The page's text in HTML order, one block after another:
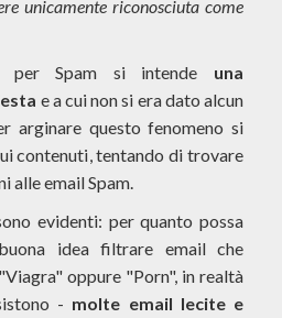
unicamente riconosciuta come
per Spam si intende una
e a cui non si era dato alcun
arginare questo fenomeno si
contenuti, tentando di trovare
alle email Spam.
evidenti: per quanto possa
idea filtrare email che
oppure "Porn", in realtà
- molte email lecite e